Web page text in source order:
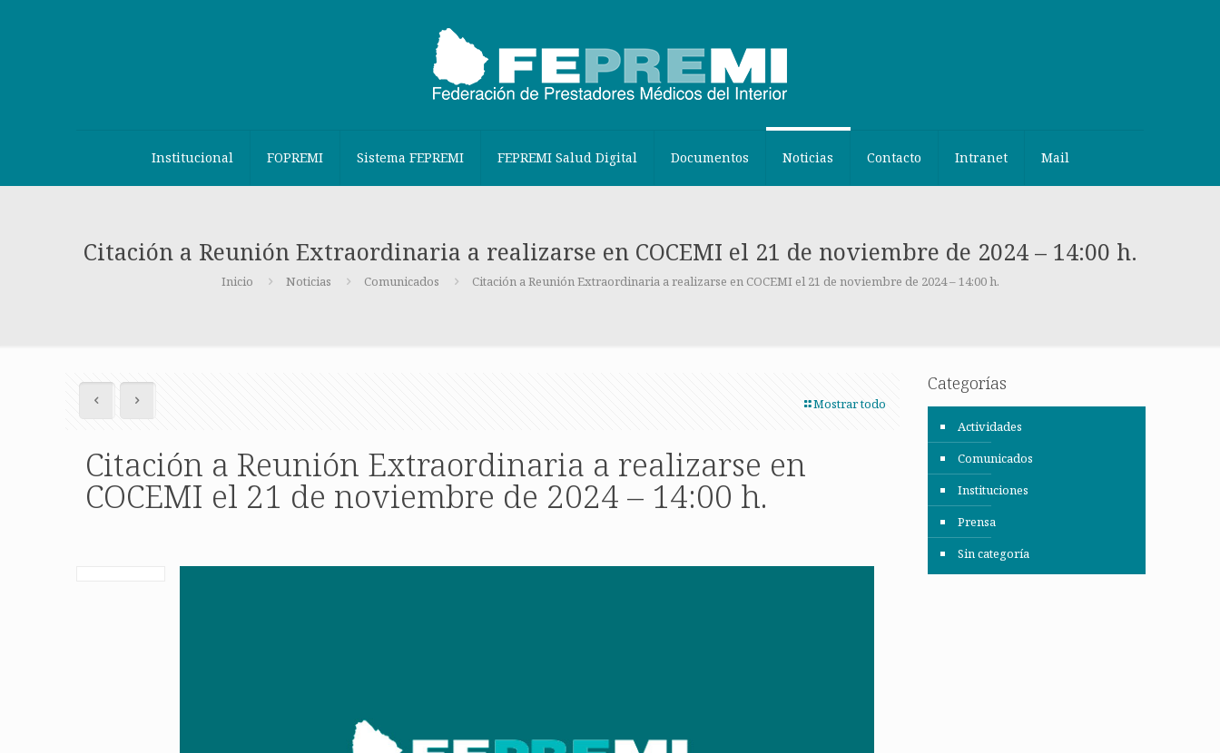
Institucional FOPREMI Sistema FEPREMI FEPREMI Salud Digital Documentos Noticias Contacto Intranet Mail
Citación a Reunión Extraordinaria a realizarse en COCEMI el 21 de noviembre de 2024 – 14:00 h.
Inicio Noticias Comunicados Citación a Reunión Extraordinaria a realizarse en COCEMI el 21 de noviembre de 2024 – 14:00 h.
Mostrar todo
Citación a Reunión Extraordinaria a realizarse en
COCEMI el 21 de noviembre de 2024 – 14:00 h.
Categorías
Actividades
Comunicados
Instituciones
Prensa
Sin categoría